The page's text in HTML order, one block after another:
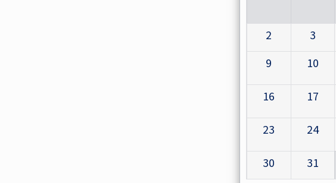
2
3
9
10
16 17
23 24
30 31